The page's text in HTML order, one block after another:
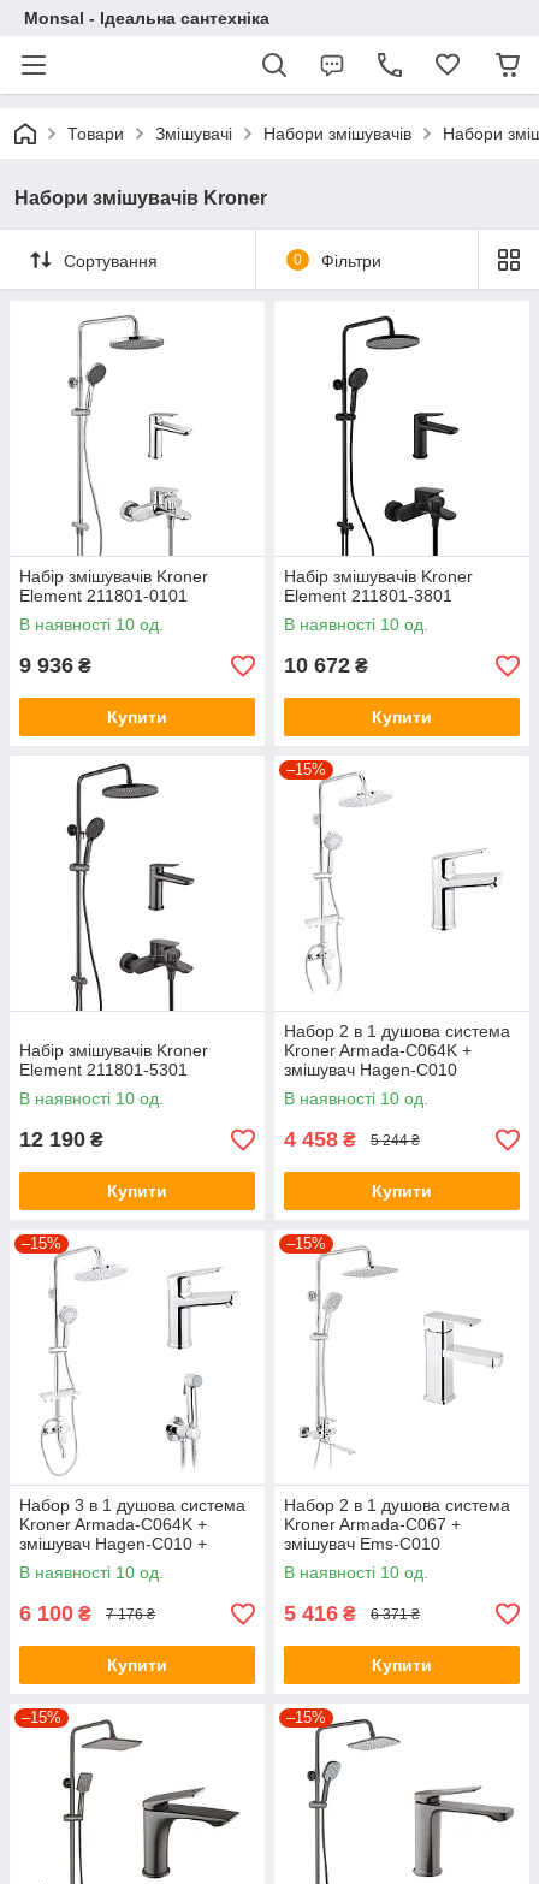
Monsal - Ідеальна сантехніка
Товари Змішувачі Набори змішувачів Набори
Набори змішувачів Kroner
Сортування 0 Фільтри
Набір змішувачів Kroner
Element 211801-0101
В наявності 10 од.
9 936 ₴
Купити
Набір змішувачів Kroner
Element 211801-3801
В наявності 10 од.
10 672 ₴
Купити
Набір змішувачів Kroner
Element 211801-5301
В наявності 10 од.
12 190 ₴
Купити
–15%
Набор 2 в 1 душова система
Kroner Armada-C064K +
змішувач Hagen-C010
В наявності 10 од.
4 458 ₴ 5 244 ₴
Купити
–15%
Набор 3 в 1 душова система
Kroner Armada-C064K +
змішувач Hagen-C010 +
змішувач Bidet-C082
В наявності 10 од.
6 100 ₴ 7 176 ₴
Купити
–15%
Набор 2 в 1 душова система
Kroner Armada-C067 +
змішувач Ems-C010
В наявності 10 од.
5 416 ₴ 6 371 ₴
Купити
–15% –15%